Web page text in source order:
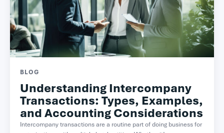
BLOG
Understanding Intercompany
Transactions: Types, Examples,
and Accounting Considerations
Intercompany transactions are a routine part of doing business for